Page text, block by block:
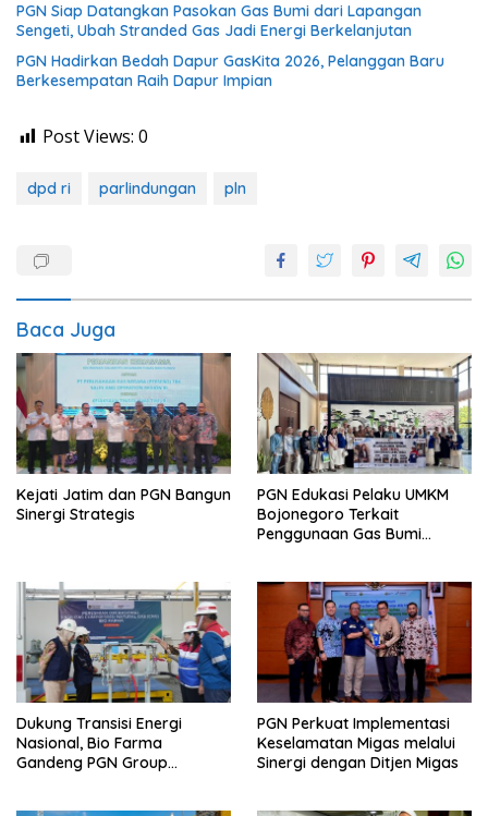
PGN Siap Datangkan Pasokan Gas Bumi dari Lapangan
Sengeti, Ubah Stranded Gas Jadi Energi Berkelanjutan
PGN Hadirkan Bedah Dapur GasKita 2026, Pelanggan Baru
Berkesempatan Raih Dapur Impian
Post Views: 0
dpd ri parlindungan pln
Baca Juga
Kejati Jatim dan PGN Bangun
Sinergi Strategis
PGN Edukasi Pelaku UMKM
Bojonegoro Terkait
Penggunaan Gas Bumi
Dukung Transisi Energi
Nasional, Bio Farma
Gandeng PGN Group
PGN Perkuat Implementasi
Keselamatan Migas melalui
Sinergi dengan Ditjen Migas